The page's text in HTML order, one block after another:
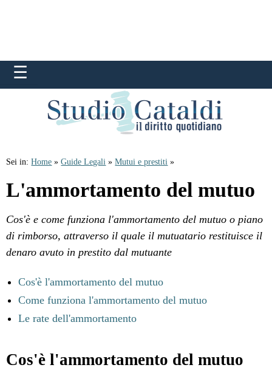
Sei in:Home »Guide Legali »Mutui e prestiti »
L'ammortamento del mutuo
Cos'è e come funziona l'ammortamento del mutuo o piano
di rimborso, attraverso il quale il mutuatario restituisce il
denaro avuto in prestito dal mutuante
Cos'è l'ammortamento del mutuo
Come funziona l'ammortamento del mutuo
Le rate dell'ammortamento
Cos'è l'ammortamento del mutuo